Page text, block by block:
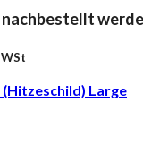
Large